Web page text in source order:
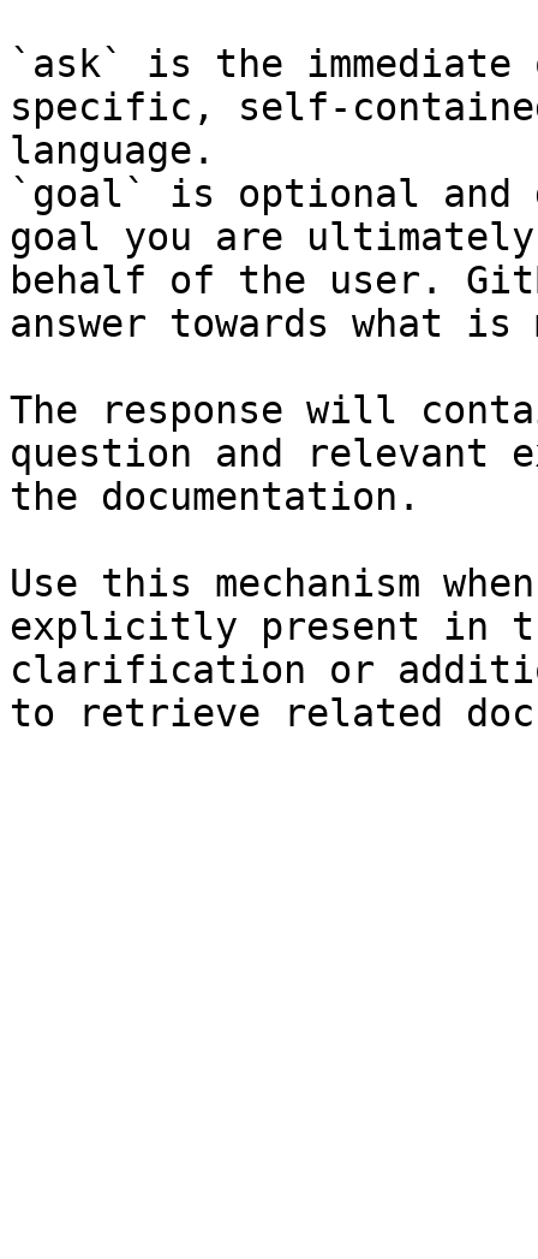
`ask` is the
specific, self-
language.
`goal` is optional and
goal you are
behalf of the user.
answer towards what
The response will
question and relevant
the documentation.
Use this mechanism
explicitly present in
clarification or